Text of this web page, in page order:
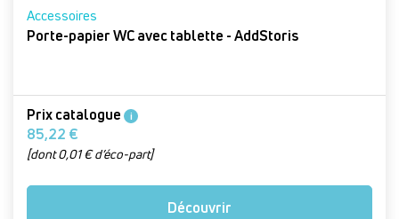
Accessoires
Porte-papier WC avec tablette - AddStoris
Prix catalogue i
85,22 €
[dont 0,01 € d’éco-part]
Découvrir